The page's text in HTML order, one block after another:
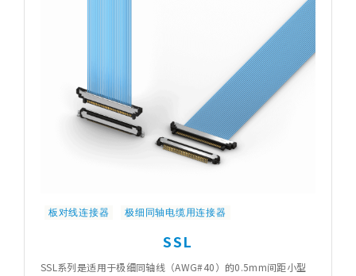
板对线连接器 极细同轴电缆用连接器
SSL
SSL系列是适用于极细同轴线（AWG#40）的0.5mm间距小型